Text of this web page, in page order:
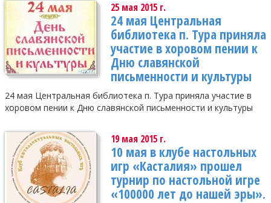
25 мая 2015 г.
24 мая Центральная
библиотека п. Тура приняла
участие в хоровом пении к
Дню славянской
письменности и культуры
24 мая Центральная библиотека п. Тура приняла участие в
хоровом пении к Дню славянской письменности и культуры
19 мая 2015 г.
10 мая в клубе настольных
игр «Касталия» прошел
турнир по настольной игре
«100000 лет до нашей эры».